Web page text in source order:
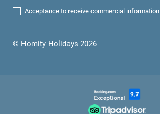
Acceptance to receive commercial information
© Homity Holidays 2026